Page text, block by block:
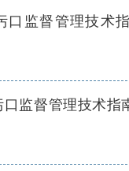
口监督管理技术
口监督管理技术指